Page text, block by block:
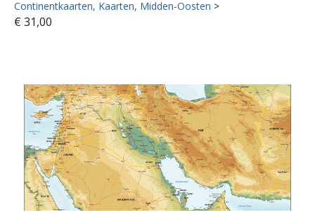
Continentkaarten Kaarten Midden-Oosten >
€ 31,00